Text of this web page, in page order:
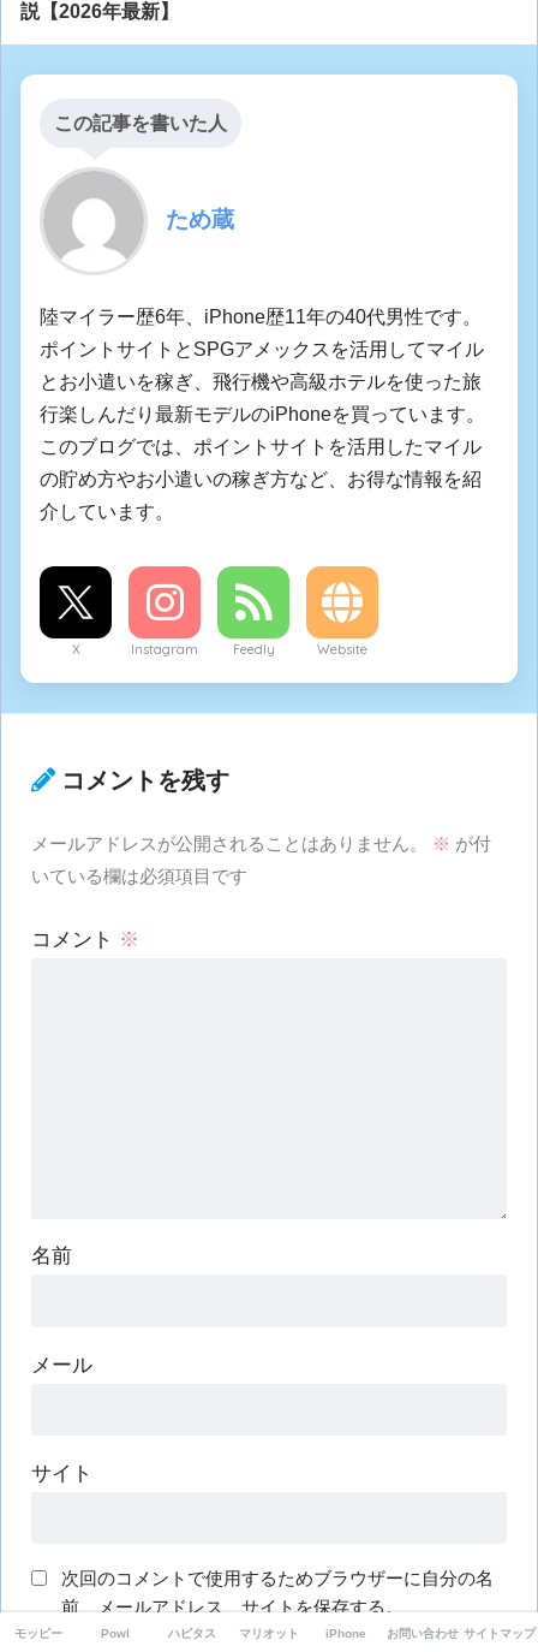
説【2026年最新】
この記事を書いた人
ため蔵
陸マイラー歴6年、iPhone歴11年の40代男性です。
ポイントサイトとSPGアメックスを活用してマイル
とお小遣いを稼ぎ、飛行機や高級ホテルを使った旅
行楽しんだり最新モデルのiPhoneを買っています。
このブログでは、ポイントサイトを活用したマイル
の貯め方やお小遣いの稼ぎ方など、お得な情報を紹
介しています。
X Instagram Feedly Website
コメントを残す
メールアドレスが公開されることはありません。 ※ が付
いている欄は必須項目です
コメント ※
名前
メール
サイト
次回のコメントで使用するためブラウザーに自分の名
前、メールアドレス、サイトを保存する。
モッピー Powl ハピタス マリオット iPhone お問い合わせ サイトマップ